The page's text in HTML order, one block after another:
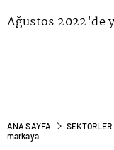
Ağustos 2022'de
ANA SAYFA SEKTÖRLER
markaya